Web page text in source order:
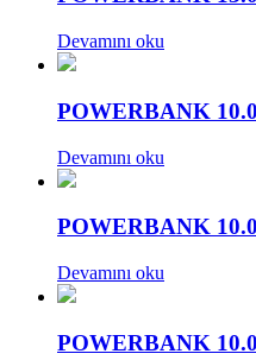
Devamını oku
POWERBANK
Devamını oku
POWERBANK
Devamını oku
POWERBANK